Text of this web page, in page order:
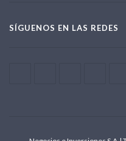
SÍGUENOS EN LAS REDES